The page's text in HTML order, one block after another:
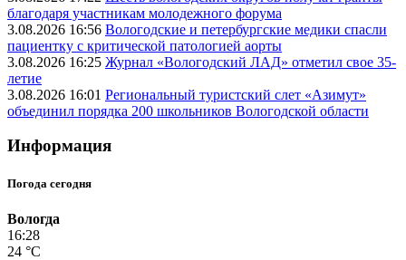
благодаря участникам молодежного форума
3.08.2026 16:56 Вологодские и петербургские медики спасли
пациентку с критической патологией аорты
3.08.2026 16:25 Журнал «Вологодский ЛАД» отметил свое 35-
летие
3.08.2026 16:01 Региональный туристский слет «Азимут»
объединил порядка 200 школьников Вологодской области
Информация
Погода сегодня
Вологда
16:28
24 °C